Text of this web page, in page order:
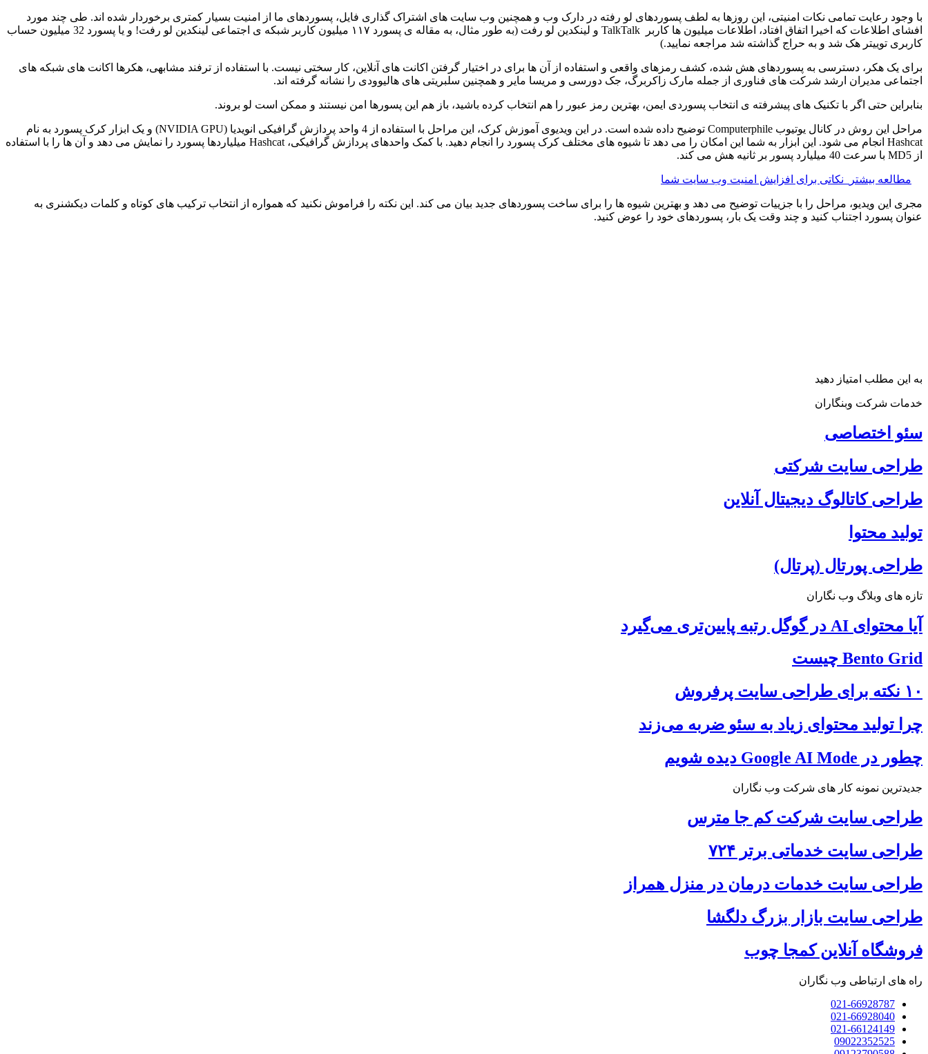
با وجود رعایت تمامی نکات امنیتی، این روزها به لطف پسوردهای لو رفته در دارک وب و همچنین وب سایت های اشتراک گذاری فایل، پسوردهای ما از امنیت بسیار کمتری برخوردار شده اند. طی چند مورد
افشای اطلاعات که اخیرا اتفاق افتاد، اطلاعات میلیون ها کاربر TalkTalk و لینکدین لو رفت (به طور مثال، به مقاله ی پسورد ۱۱۷ میلیون کاربر شبکه ی اجتماعی لینکدین لو رفت! و یا پسورد 32 میلیون حساب
کاربری توییتر هک شد و به حراج گذاشته شد مراجعه نمایید.)
برای یک هکر، دسترسی به پسوردهای هش شده، کشف رمزهای واقعی و استفاده از آن ها برای در اختیار گرفتن اکانت های آنلاین، کار سختی نیست. با استفاده از ترفند مشابهی، هکرها اکانت های شبکه های
اجتماعی مدیران ارشد شرکت های فناوری از جمله مارک زاکربرگ، جک دورسی و مریسا مایر و همچنین سلبریتی های هالیوودی را نشانه گرفته اند.
بنابراین حتی اگر با تکنیک های پیشرفته ی انتخاب پسوردی ایمن، بهترین رمز عبور را هم انتخاب کرده باشید، باز هم این پسورها امن نیستند و ممکن است لو بروند.
مراحل این روش در کانال یوتیوب Computerphile توضیح داده شده است. در این ویدیوی آموزش کرک، این مراحل با استفاده از 4 واحد پردازش گرافیکی انویدیا (NVIDIA GPU) و یک ابزار کرک پسورد به نام
Hashcat انجام می شود. این ابزار به شما این امکان را می دهد تا شیوه های مختلف کرک پسورد را انجام دهید. با کمک واحدهای پردازش گرافیکی، Hashcat میلیاردها پسورد را نمایش می دهد و آن ها را با استفاده
از MD5 با سرعت 40 میلیارد پسور بر ثانیه هش می کند.
مطالعه بیشتر نکاتی برای افزایش امنیت وب سایت شما
مجری این ویدیو، مراحل را با جزییات توضیح می دهد و بهترین شیوه ها را برای ساخت پسوردهای جدید بیان می کند. این نکته را فراموش نکنید که همواره از انتخاب ترکیب های کوتاه و کلمات دیکشنری به
عنوان پسورد اجتناب کنید و چند وقت یک بار، پسوردهای خود را عوض کنید.
به این مطلب امتیاز دهید
خدمات شرکت وبنگاران
سئو اختصاصی
طراحی سایت شرکتی
طراحی کاتالوگ دیجیتال آنلاین
تولید محتوا
طراحی پورتال (پرتال)
تازه های وبلاگ وب نگاران
آیا محتوای AI در گوگل رتبه پایین‌تری می‌گیرد
Bento Grid چیست
۱۰ نکته برای طراحی سایت پرفروش
چرا تولید محتوای زیاد به سئو ضربه می‌زند
چطور در Google AI Mode دیده شویم
جدیدترین نمونه کار های شرکت وب نگاران
طراحی سایت شرکت کم جا مترس
طراحی سایت خدماتی برتر ۷۲۴
طراحی سایت خدمات درمان در منزل همراز
طراحی سایت بازار بزرگ دلگشا
فروشگاه آنلاین کمجا چوب
راه های ارتباطی وب نگاران
021-66928787
021-66928040
021-66124149
09022352525